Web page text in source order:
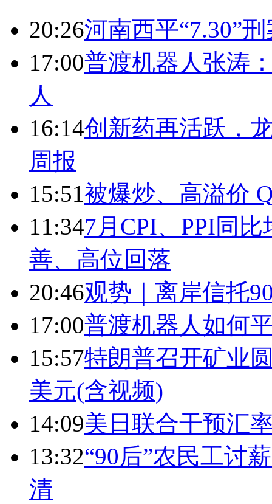
20:26河南西平“7.30”
17:00普渡机器人张涛
人
16:14创新药再活跃，
周报
15:51被爆炒、高溢价
11:347月CPI、PPI同
善、高位回落
20:46观势｜离岸信托
17:00普渡机器人如何
15:57特朗普召开矿业
美元(含视频)
14:09美日联合干预汇
13:32“90后”农民工讨
清